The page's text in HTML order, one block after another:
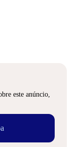
este anúncio,